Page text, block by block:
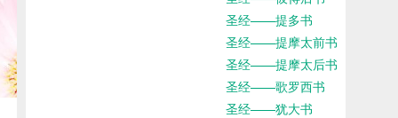
圣经——提多书
圣经——提摩太前书
圣经——提摩太后书
圣经——歌罗西书
圣经——犹大书